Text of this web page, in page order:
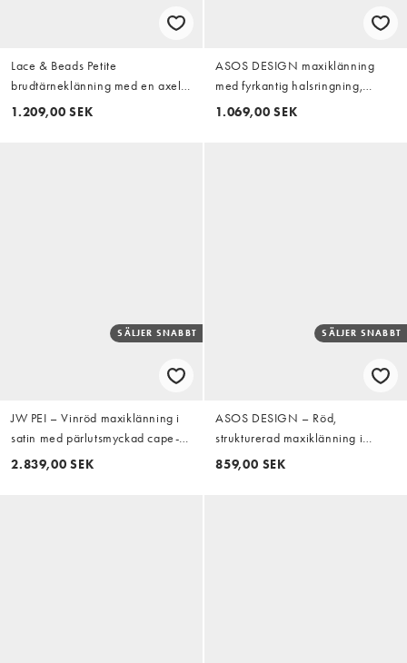
Lace & Beads Petite
brudtärneklänning med en axel
och scarf-ringning i maxi-längd i
1.209,00 SEK
ASOS DESIGN maxiklänning
med fyrkantig halsringning,
draperad överdel, midjedetalj
1.069,00 SEK
SÄLJER SNABBT
JW PEI – Vinröd maxiklänning i
satin med pärlutsmyckad cape-
ärm, exklusivt hos ASOS
2.839,00 SEK
SÄLJER SNABBT
ASOS DESIGN – Röd,
strukturerad maxiklänning i
scubaliknande tyg med detalj vid
859,00 SEK